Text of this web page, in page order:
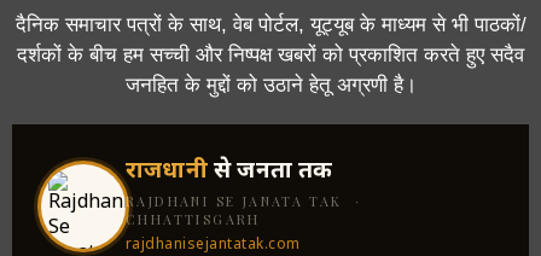
दैनिक समाचार पत्रों के साथ, वेब पोर्टल, यूट्यूब के माध्यम से भी पाठकों/
दर्शकों के बीच हम सच्ची और निष्पक्ष खबरों को प्रकाशित करते हुए सदैव
जनहित के मुद्दों को उठाने हेतू अग्रणी है।
राजधानीसे जनता तक
RAJDHANI SE JANATA TAK ·
CHHATTISGARH
rajdhanisejantatak.com